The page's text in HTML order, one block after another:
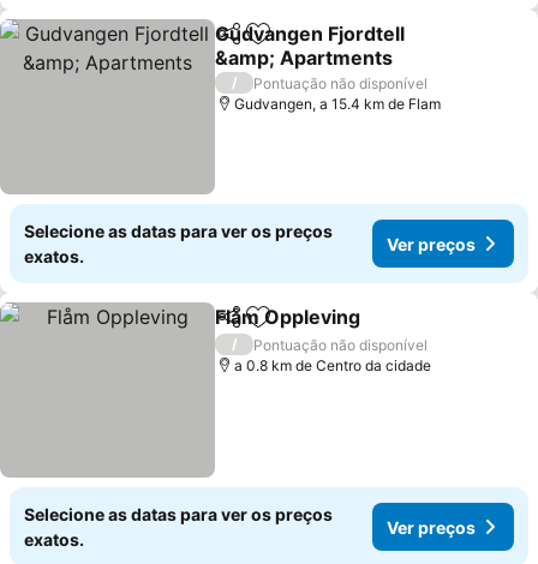
PartilharAdicionar aos favoritos
Gudvangen Fjordtell
&amp; Apartments
/
Pontuação não disponível
Gudvangen, a 15.4 km de Flam
Selecione as datas para ver os preços
exatos.
Ver preços
PartilharAdicionar aos favoritos
Flåm Oppleving
/
Pontuação não disponível
a 0.8 km de Centro da cidade
Selecione as datas para ver os preços
exatos.
Ver preços